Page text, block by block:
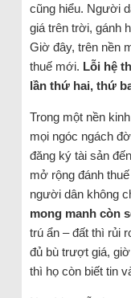
cũng hiểu. Người
giá trên trời, gánh
Giờ đây, trên nền
thuế mới. Lỗi hệ
lần thứ hai, thứ
Trong một nền
mọi ngóc ngách
đăng ký tài sản
mở rộng đánh
người dân không
mong manh còn
trú ẩn – đất thì rủi
đủ bù trượt giá, giờ
thì họ còn biết tin